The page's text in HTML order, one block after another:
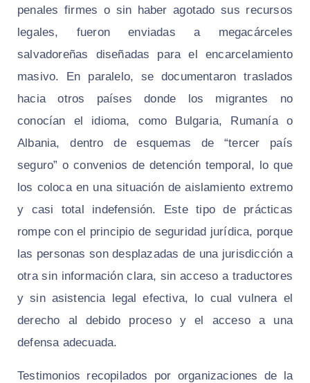
penales firmes o sin haber agotado sus recursos
legales, fueron enviadas a megacárceles
salvadoreñas diseñadas para el encarcelamiento
masivo. En paralelo, se documentaron traslados
hacia otros países donde los migrantes no
conocían el idioma, como Bulgaria, Rumanía o
Albania, dentro de esquemas de “tercer país
seguro” o convenios de detención temporal, lo que
los coloca en una situación de aislamiento extremo
y casi total indefensión. Este tipo de prácticas
rompe con el principio de seguridad jurídica, porque
las personas son desplazadas de una jurisdicción a
otra sin información clara, sin acceso a traductores
y sin asistencia legal efectiva, lo cual vulnera el
derecho al debido proceso y el acceso a una
defensa adecuada.
Testimonios recopilados por organizaciones de la